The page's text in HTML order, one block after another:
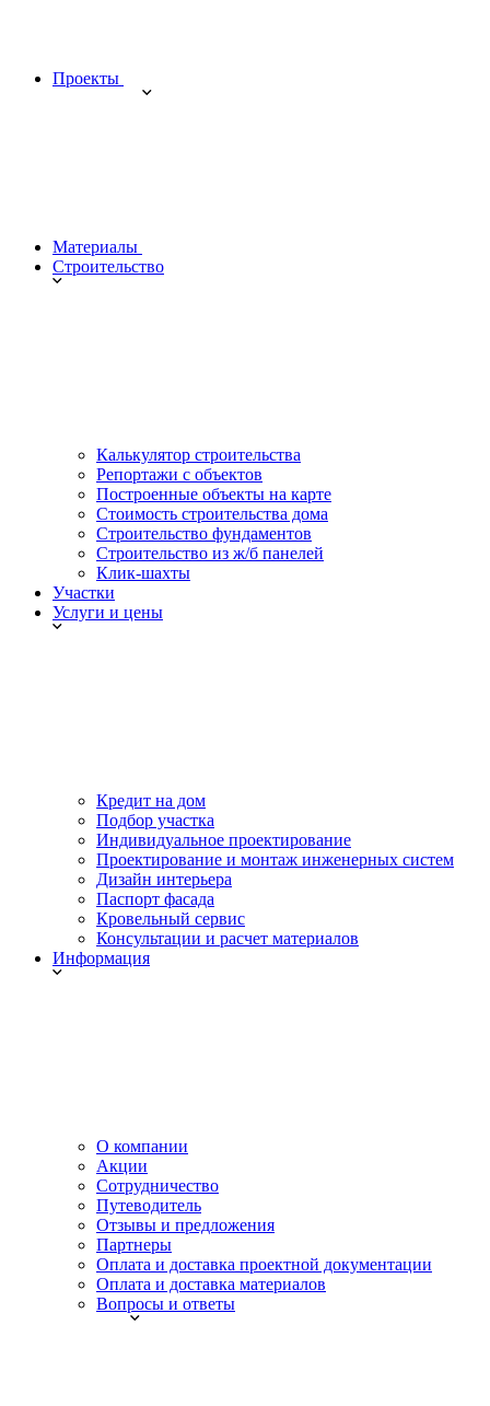
Проекты
Материалы
Строительство
Калькулятор строительства
Репортажи с объектов
Построенные объекты на карте
Стоимость строительства дома
Строительство фундаментов
Строительство из ж/б панелей
Клик-шахты
Участки
Услуги и цены
Кредит на дом
Подбор участка
Индивидуальное проектирование
Проектирование и монтаж инженерных систем
Дизайн интерьера
Паспорт фасада
Кровельный сервис
Консультации и расчет материалов
Информация
О компании
Акции
Сотрудничество
Путеводитель
Отзывы и предложения
Партнеры
Оплата и доставка проектной документации
Оплата и доставка материалов
Вопросы и ответы